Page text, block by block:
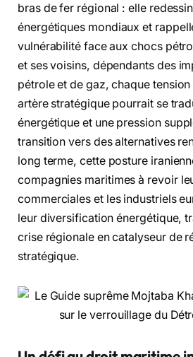
bras de fer régional : elle
énergétiques mondiaux et
vulnérabilité face aux chocs
et ses voisins, dépendants des
pétrole et de gaz, chaque
artère stratégique pourrait se
énergétique et une pression
transition vers des alternatives
long terme, cette posture
compagnies maritimes à revoir
commerciales et les industriels
leur diversification énergétique,
crise régionale en catalyseur de
stratégique.